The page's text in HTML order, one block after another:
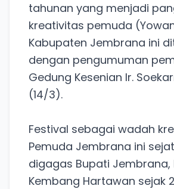
tahunan yang menjadi
kreativitas pemuda
Kabupaten Jembrana ini
dengan pengumuman
Gedung Kesenian Ir.
(14/3).
Festival sebagai wadah
Pemuda Jembrana ini
digagas Bupati Jembrana,
Kembang Hartawan sejak